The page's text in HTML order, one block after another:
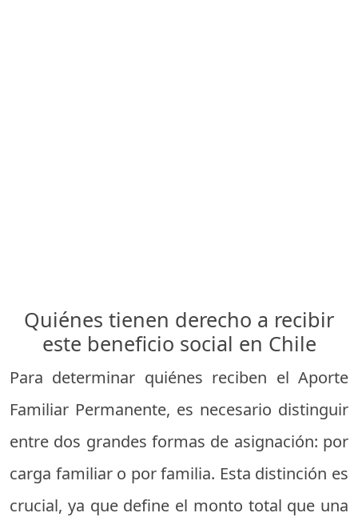
Quiénes tienen derecho a recibir
este beneficio social en Chile
Para determinar quiénes reciben el Aporte
Familiar Permanente, es necesario distinguir
entre dos grandes formas de asignación: por
carga familiar o por familia. Esta distinción es
crucial, ya que define el monto total que una